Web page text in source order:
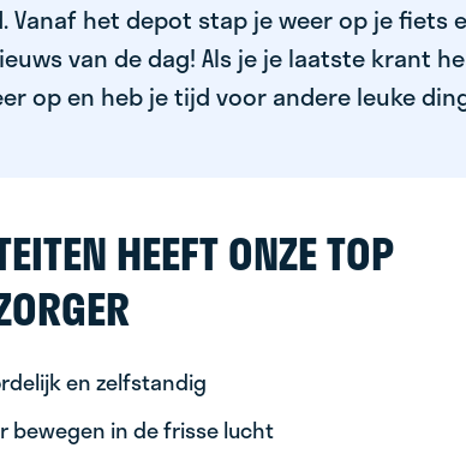
Vanaf het depot stap je weer op je fiets
van de dag! Als je je laatste krant
op en heb je tijd voor andere leuke
HEEFT ONZE TOP
en zelfstandig
bewegen in de frisse lucht